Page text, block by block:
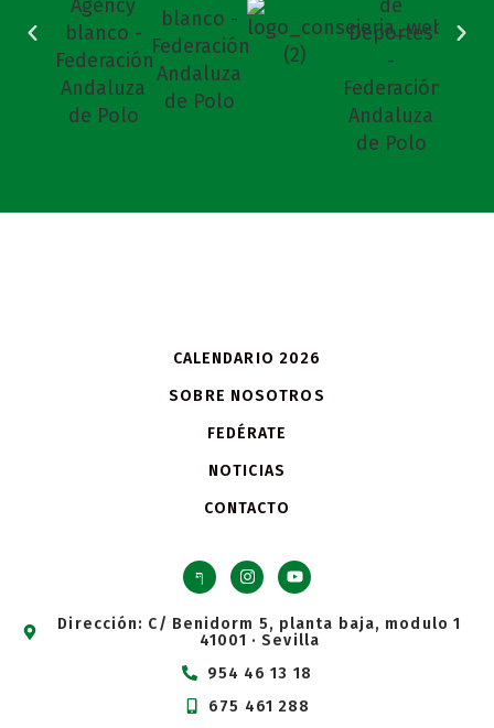
CALENDARIO 2026
SOBRE NOSOTROS
FEDÉRATE
NOTICIAS
CONTACTO
Dirección: C/ Benidorm 5, planta baja, modulo 1
41001 · Sevilla
954 46 13 18
675 461 288